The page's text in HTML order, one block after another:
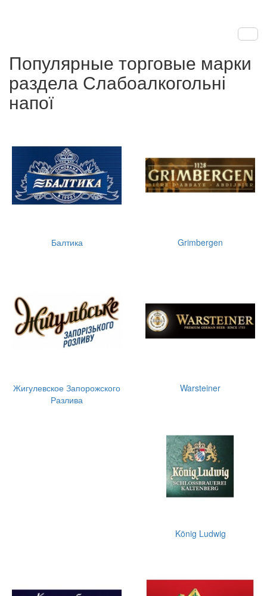
Популярные торговые марки
раздела Слабоалкогольні
напої
Балтика Grimbergen
Жигулевское Запорожского
Разлива
Warsteiner
König Ludwig